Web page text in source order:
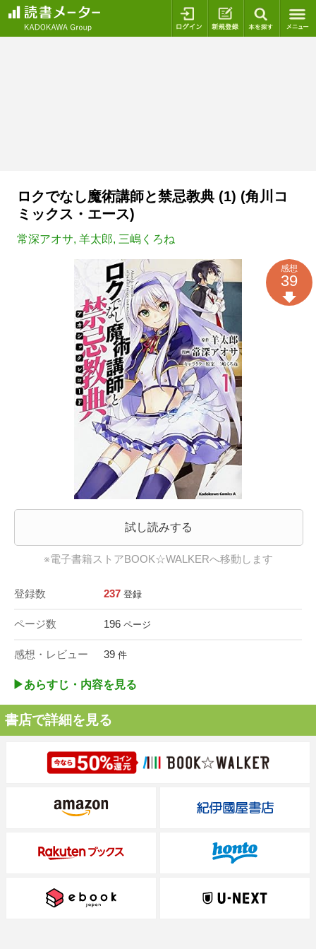
ログイン 新規登録
ロクでなし魔術講師と禁忌教典 (1) (角川コ
ミックス・エース)
常深アオサ, 羊太郎, 三嶋くろね
試し読みする
※電子書籍ストアBOOK☆WALKERへ移動します
登録数 237 登録
ページ数 196 ページ
感想・レビュー 39 件
感想
39
▶︎あらすじ・内容を見る
書店で詳細を見る